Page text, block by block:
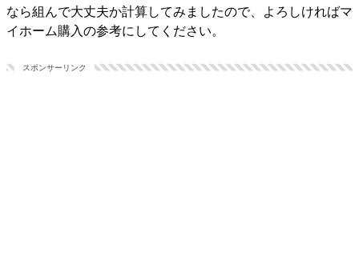
なら組んで大丈夫か計算してみましたので、よろしければマ
イホーム購入の参考にしてください。
スポンサーリンク